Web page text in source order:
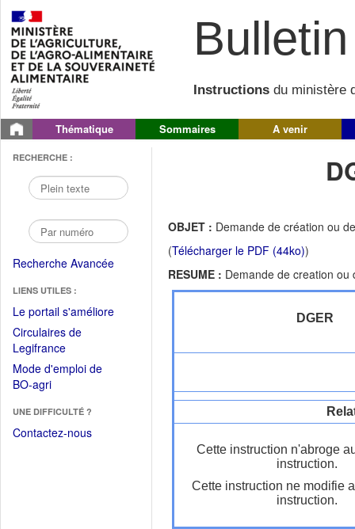
Instructions du ministère
Thématique Sommaires A venir
RECHERCHE :
Recherche Avancée
LIENS UTILES :
Le portail s'améliore(Fichier
Circulaires de
Legifrance(Ouvrir
dans
une
fenêtre)
Mode d'emploi de
BO-agri(Ouvrir
une
nouvelle
UNE DIFFICULTÉ ?
Contactez-nous
OBJET : Demande de création ou
(Télécharger le PDF (44ko))
RESUME : Demande de creation
DGER
Cette instruction n'abroge
instruction.
Cette instruction ne modifie
instruction.